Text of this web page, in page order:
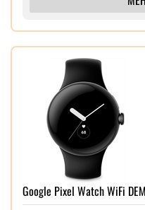
Google Pixel Watch WiFi